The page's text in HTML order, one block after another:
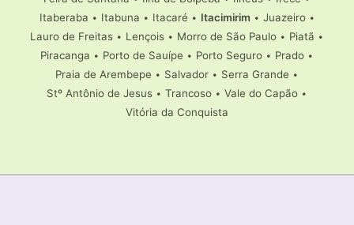
Itaberaba • Itabuna • Itacaré • Itacimirim • Juazeiro•
Lauro de Freitas • Lençois • Morro de São Paulo • Piatã •
Piracanga • Porto de Sauípe • Porto Seguro • Prado •
Praia de Arembepe • Salvador • Serra Grande •
Stº Antônio de Jesus • Trancoso • Vale do Capão •
Vitória da Conquista